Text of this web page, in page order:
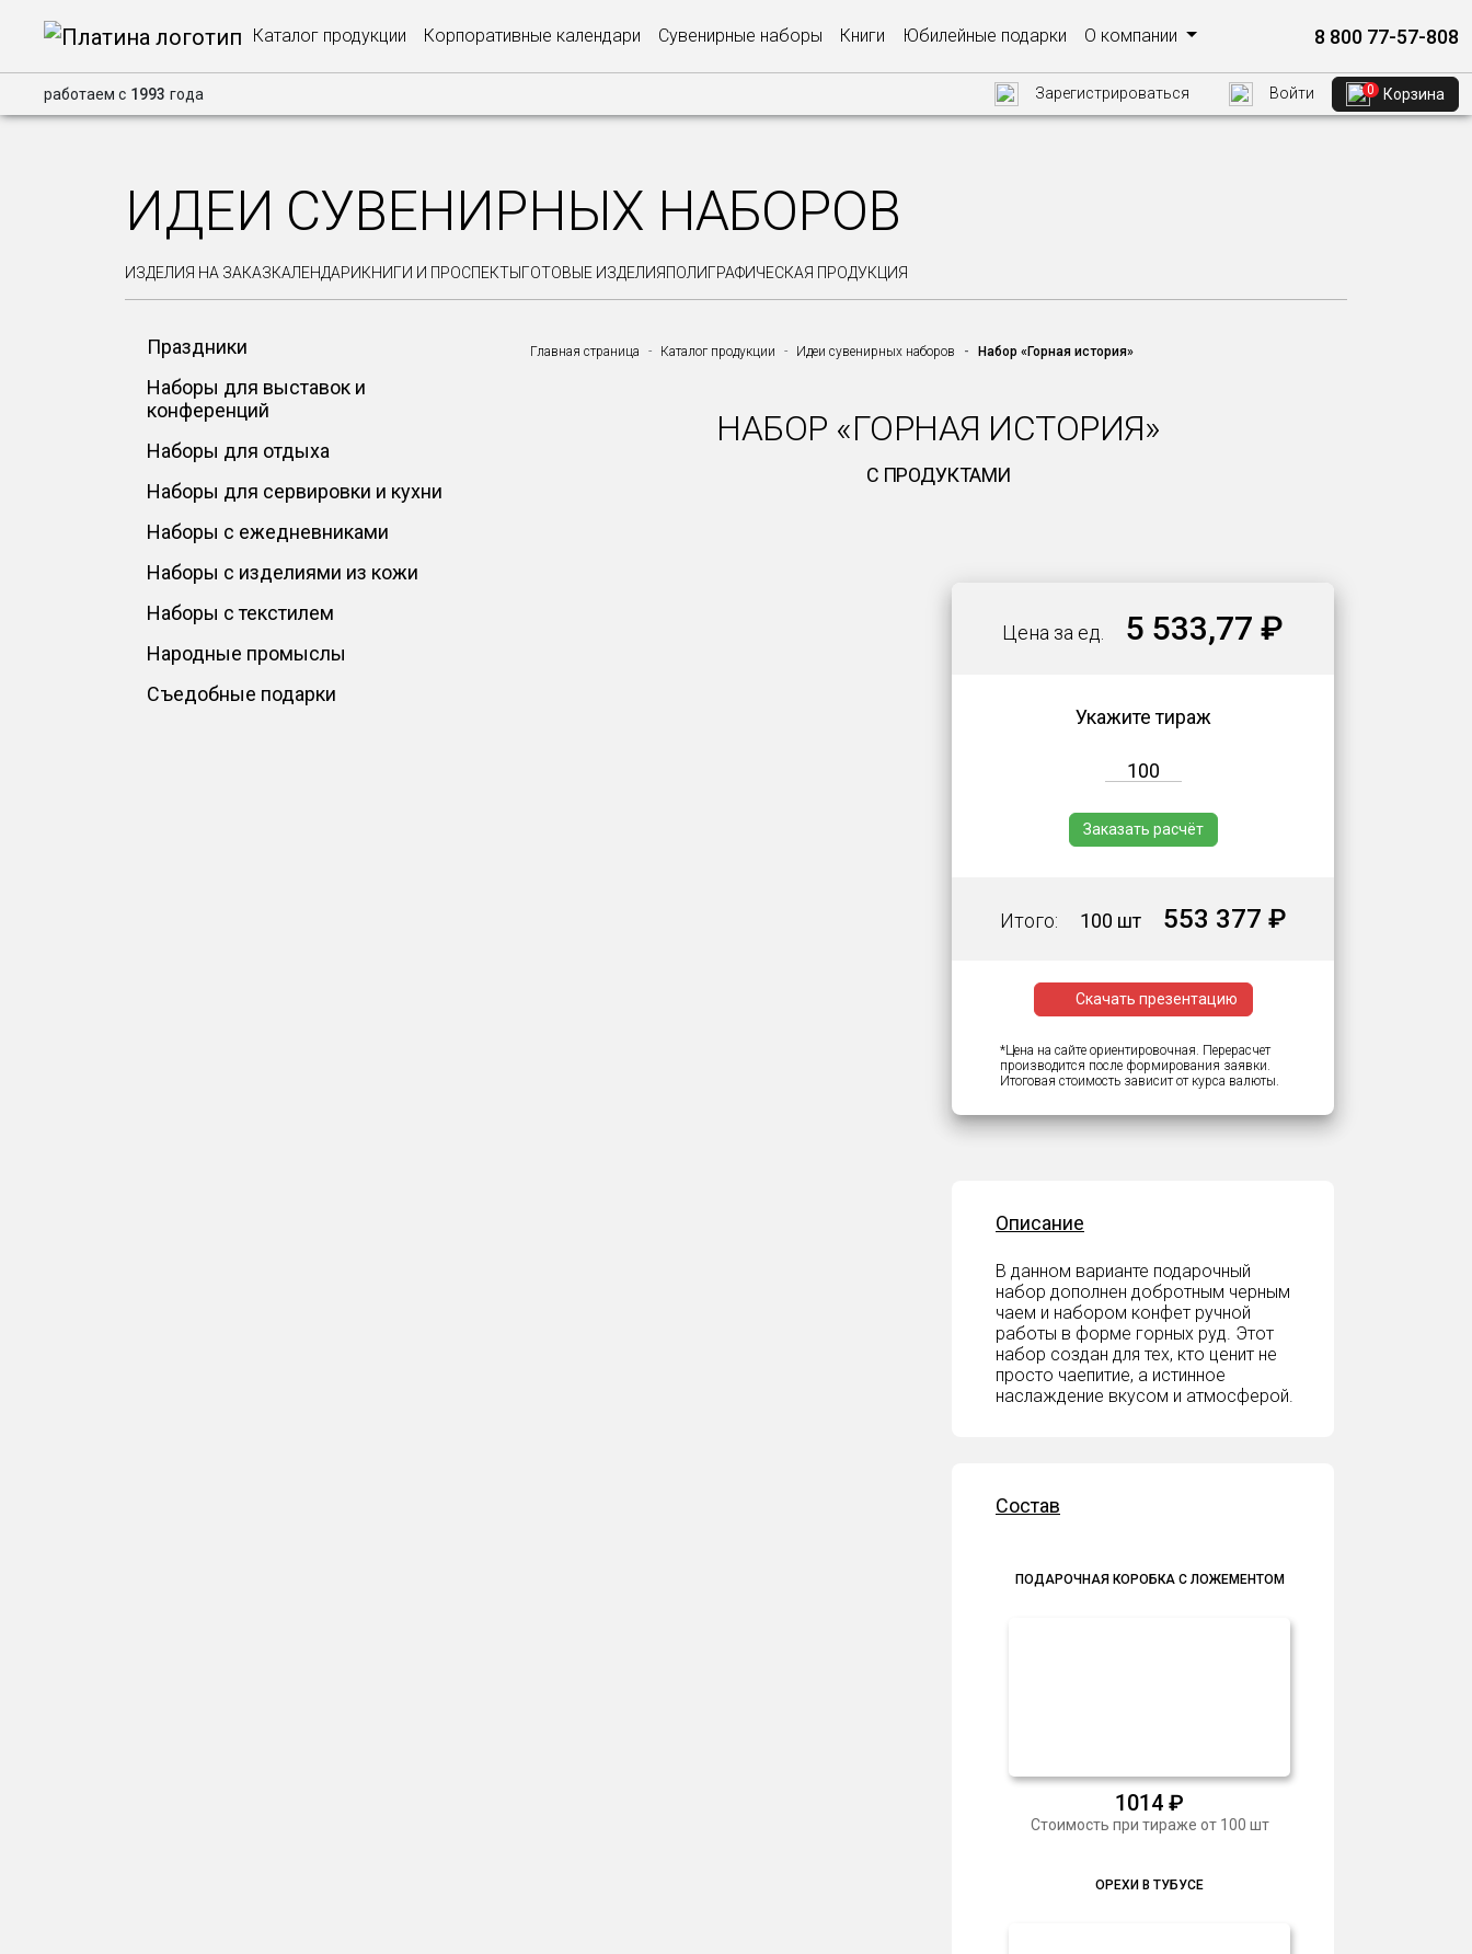
Каталог продукции Корпоративные календари Сувенирные наборы Книги Юбилейные подарки О компании 8 800 77-57-808
работаем с 1993 года Зарегистрироваться Войти 0 Корзина
ИДЕИ СУВЕНИРНЫХ НАБОРОВ
ИЗДЕЛИЯ НА ЗАКАЗКАЛЕНДАРИКНИГИ И ПРОСПЕКТЫ ГОТОВЫЕ ИЗДЕЛИЯПОЛИГРАФИЧЕСКАЯ ПРОДУКЦИЯ
Праздники
Наборы для выставок и
конференций
Наборы для отдыха
Наборы для сервировки и кухни
Наборы с ежедневниками
Наборы с изделиями из кожи
Наборы с текстилем
Народные промыслы
Съедобные подарки
Главная страница Каталог продукции Идеи сувенирных наборов Набор «Горная история»
НАБОР «ГОРНАЯ ИСТОРИЯ»
С ПРОДУКТАМИ
Цена за ед. 5 533,77 ₽
Укажите тираж
Заказать расчёт
Итого: 100 шт 553 377 ₽
Скачать презентацию
*Цена на сайте ориентировочная. Перерасчет
производится после формирования заявки.
Итоговая стоимость зависит от курса валюты.
Описание
В данном варианте подарочный
набор дополнен добротным черным
чаем и набором конфет ручной
работы в форме горных руд. Этот
набор создан для тех, кто ценит не
просто чаепитие, а истинное
наслаждение вкусом и атмосферой.
Состав
ПОДАРОЧНАЯ КОРОБКА С ЛОЖЕМЕНТОМ
1014 ₽
Стоимость при тираже от 100 шт
ОРЕХИ В ТУБУСЕ